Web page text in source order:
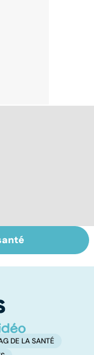
des
: que
?
DE LA SANTÉ